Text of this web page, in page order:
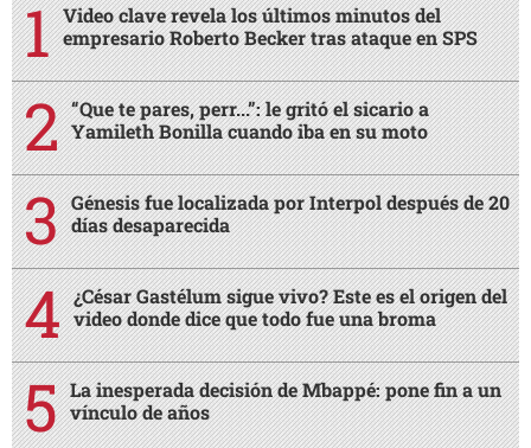
Video clave revela los últimos minutos del
empresario Roberto Becker tras ataque en SPS
“Que te pares, perr...”: le gritó el sicario a
Yamileth Bonilla cuando iba en su moto
Génesis fue localizada por Interpol después de 20
días desaparecida
¿César Gastélum sigue vivo? Este es el origen del
video donde dice que todo fue una broma
La inesperada decisión de Mbappé: pone fin a un
vínculo de años